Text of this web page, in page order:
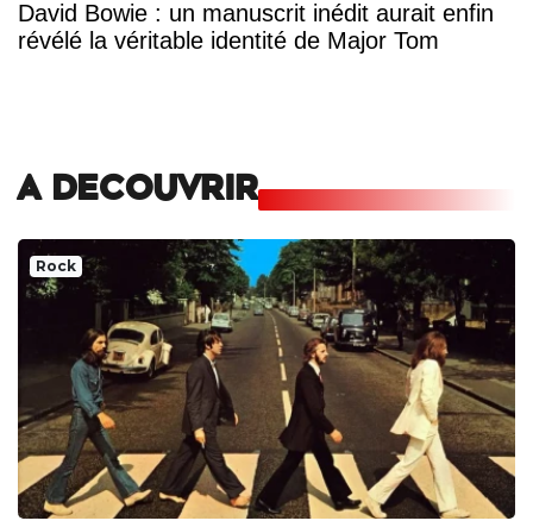
David Bowie : un manuscrit inédit aurait enfin
révélé la véritable identité de Major Tom
A DECOUVRIR
Rock